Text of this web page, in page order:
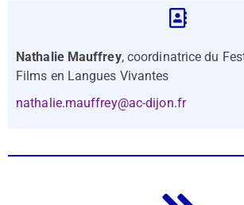
Nathalie Mauffrey, coordinatrice du
Films en Langues Vivantes
nathalie.mauffrey@ac-dijon.fr